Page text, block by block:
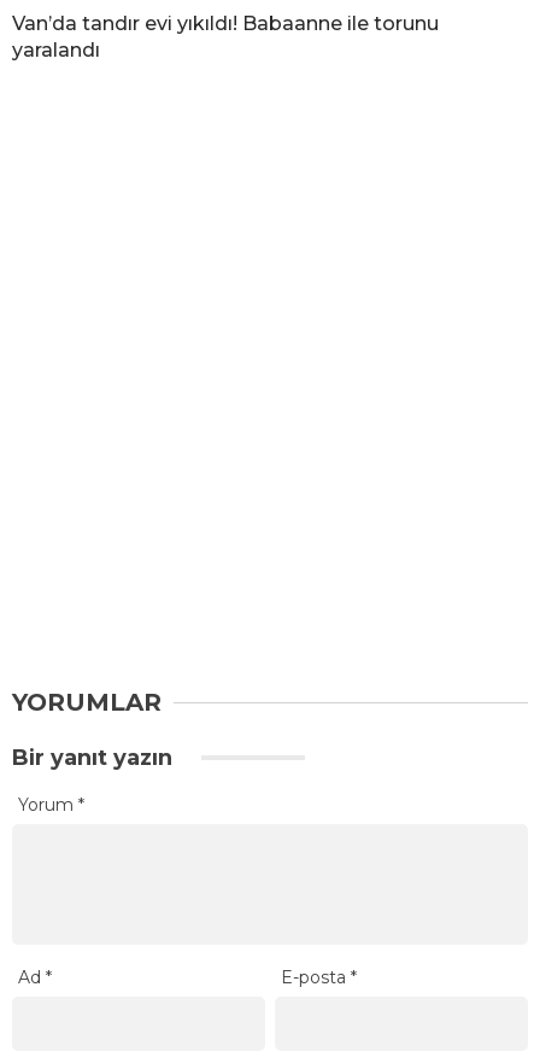
Van’da tandır evi yıkıldı! Babaanne ile torunu
yaralandı
YORUMLAR
Bir yanıt yazın
Yorum *
Ad * E-posta*